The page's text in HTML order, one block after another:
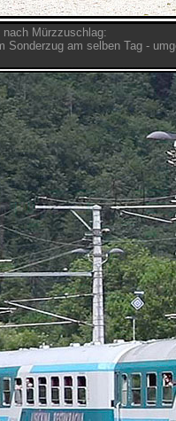
Mürzzuschlag:
Sonderzug am selben Tag -